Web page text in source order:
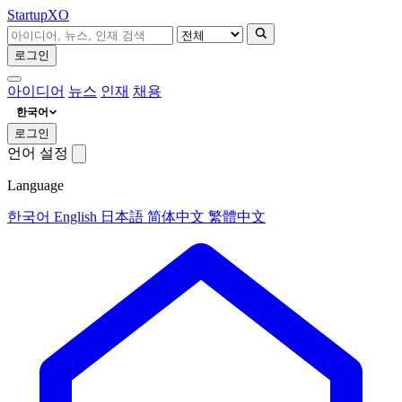
StartupXO
로그인
아이디어 뉴스 인재 채용
한국어
로그인
언어 설정
Language
한국어 English 日本語 简体中文 繁體中文